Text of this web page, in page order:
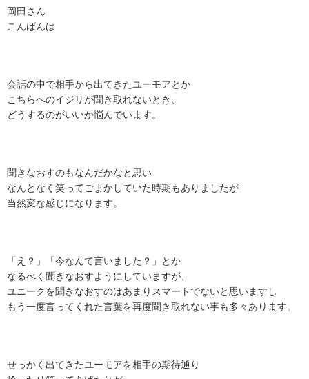
岡田さん
こんばんは
会話の中で相手から出てきたユーモアとか
こちらへのイジリが聞き取れないとき、
どうするのがいいか悩んでいます。
聞きなおすのもなんだかなと思い
なんとなく笑ってごまかしていた時期もありましたが
当然変な感じになります。
「え？」「今なんて言いました？」とか
なるべく聞きなおすようにしていますが、
ユニークを聞きなおすのはあまりスマートでないと思いますし
もう一度言ってくれた言葉を再度聞き取れない事も多々あります。
せっかく出てきたユーモアを相手の期待通り